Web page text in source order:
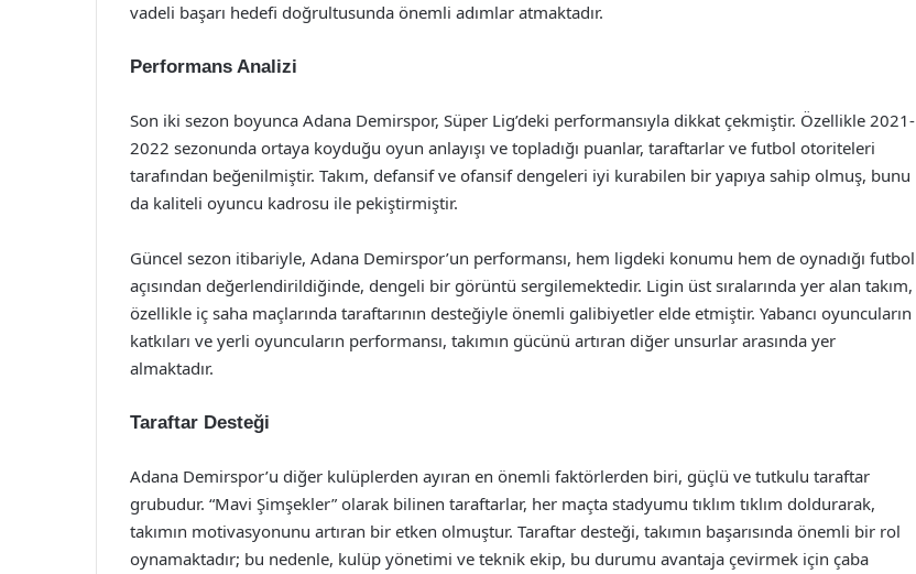
vadeli başarı hedefi doğrultusunda önemli adımlar atmaktadır.
Performans Analizi
Son iki sezon boyunca Adana Demirspor, Süper Lig’deki performansıyla dikkat çekmiştir. Özellikle 2021-
2022 sezonunda ortaya koyduğu oyun anlayışı ve topladığı puanlar, taraftarlar ve futbol otoriteleri
tarafından beğenilmiştir. Takım, defansif ve ofansif dengeleri iyi kurabilen bir yapıya sahip olmuş, bunu
da kaliteli oyuncu kadrosu ile pekiştirmiştir.
Güncel sezon itibariyle, Adana Demirspor’un performansı, hem ligdeki konumu hem de oynadığı futbol
açısından değerlendirildiğinde, dengeli bir görüntü sergilemektedir. Ligin üst sıralarında yer alan takım,
özellikle iç saha maçlarında taraftarının desteğiyle önemli galibiyetler elde etmiştir. Yabancı oyuncuların
katkıları ve yerli oyuncuların performansı, takımın gücünü artıran diğer unsurlar arasında yer
almaktadır.
Taraftar Desteği
Adana Demirspor’u diğer kulüplerden ayıran en önemli faktörlerden biri, güçlü ve tutkulu taraftar
grubudur. “Mavi Şimşekler” olarak bilinen taraftarlar, her maçta stadyumu tıklım tıklım doldurarak,
takımın motivasyonunu artıran bir etken olmuştur. Taraftar desteği, takımın başarısında önemli bir rol
oynamaktadır; bu nedenle, kulüp yönetimi ve teknik ekip, bu durumu avantaja çevirmek için çaba